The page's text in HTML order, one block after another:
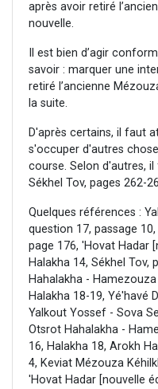
après avoir retiré
nouvelle.
Il est bien d’agir
savoir : marquer une
retiré l’ancienne
la suite.
D'après certains, il faut
s'occuper d'autres
course. Selon d'autres,
Sékhel Tov, pages 262-
Quelques références :
question 17, passage
page 176, 'Hovat Hadar
Halakha 14, Sékhel Tov,
Hahalakha -
Halakha 18-19, Yé'havé
Yalkout Yossef - Sova
Otsrot Hahalakha -
16, Halakha 18, Arokh
4, Keviat Mézouza
'Hovat Hadar [nouvelle